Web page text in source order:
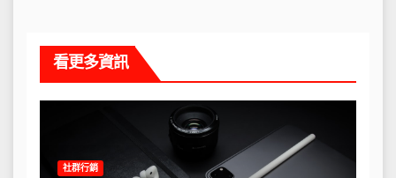
看更多資訊
社群行銷